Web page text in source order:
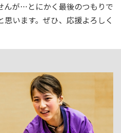
んが…とにかく最後のつもりで
思います。ぜひ、応援よろしく